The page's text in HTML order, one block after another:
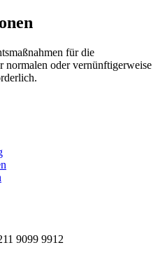
für die
normalen oder vernünftigerweise
9099 9912